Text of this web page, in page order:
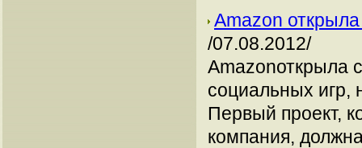
Amazon
/07.08.2012/
Amazonоткрыла
социальных игр,
Первый проект,
компания,